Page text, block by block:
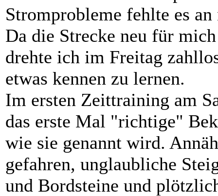
Stromprobleme fehlte es
Da die Strecke neu für
drehte ich im Freitag
etwas kennen zu lernen.
Im ersten Zeittraining am
das erste Mal "richtige"
wie sie genannt wird.
gefahren, unglaubliche
und Bordsteine und